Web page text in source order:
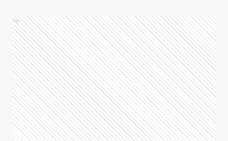
Ads